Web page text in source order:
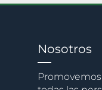
Nosotros